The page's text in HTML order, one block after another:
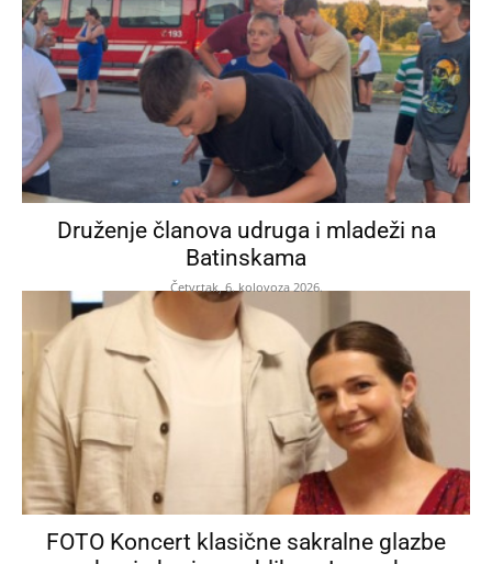
Druženje članova udruga i mladeži na
Batinskama
Četvrtak, 6. kolovoza 2026.
FOTO Koncert klasične sakralne glazbe